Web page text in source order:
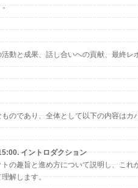
。
動と成果、話し合いへの貢献、最終レ
のであり、全体として以下の内容はカ
イントロダクション
の趣旨と進め方について説明し、これ
解します。